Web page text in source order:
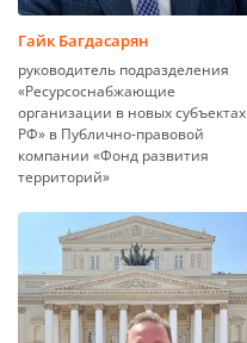
Гайк Багдасарян
руководитель подразделения
«Ресурсоснабжающие
организации в новых субъектах
РФ» в Публично-правовой
компании «Фонд развития
территорий»